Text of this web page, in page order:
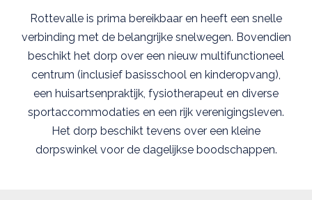
Rottevalle is prima bereikbaar en heeft een snelle
verbinding met de belangrijke snelwegen. Bovendien
beschikt het dorp over een nieuw multifunctioneel
centrum (inclusief basisschool en kinderopvang),
een huisartsenpraktijk, fysiotherapeut en diverse
sportaccommodaties en een rijk verenigingsleven.
Het dorp beschikt tevens over een kleine
dorpswinkel voor de dagelijkse boodschappen.